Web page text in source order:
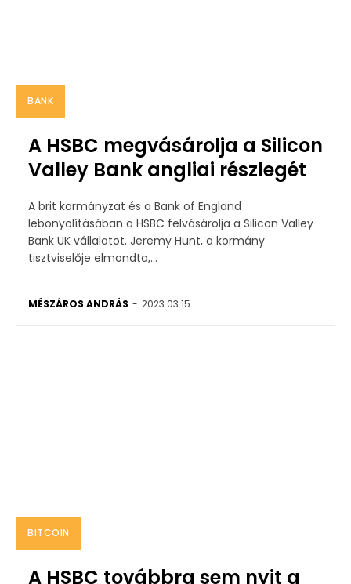
BANK
A HSBC megvásárolja a Silicon
Valley Bank angliai részlegét
A brit kormányzat és a Bank of England
lebonyolításában a HSBC felvásárolja a Silicon Valley
Bank UK vállalatot. Jeremy Hunt, a kormány
tisztviselője elmondta,...
MÉSZÁROS ANDRÁS - 2023.03.15.
BITCOIN
A HSBC továbbra sem nyit a